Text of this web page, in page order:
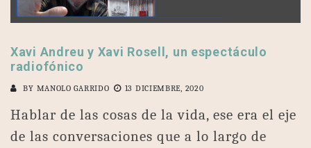
Xavi Andreu y Xavi Rosell, un espectáculo
radiofónico
BY MANOLO GARRIDO 13 DICIEMBRE, 2020
Hablar de las cosas de la vida, ese era el eje
de las conversaciones que a lo largo de